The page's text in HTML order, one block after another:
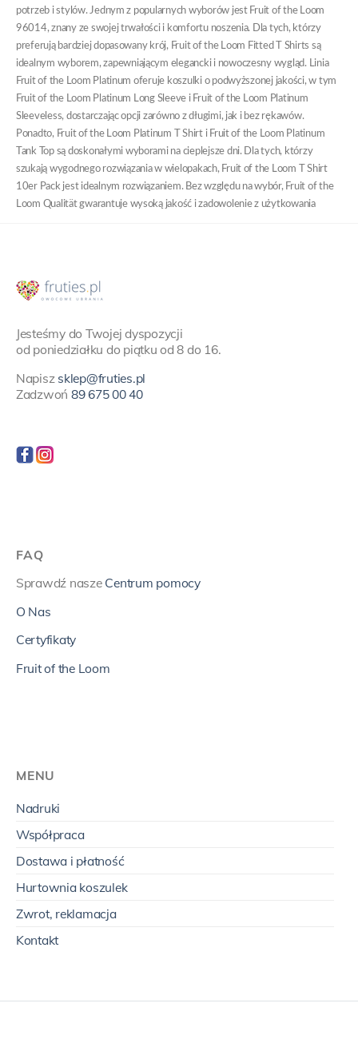
potrzeb i stylów. Jednym z popularnych wyborów jest Fruit of the Loom
96014, znany ze swojej trwałości i komfortu noszenia. Dla tych, którzy
preferują bardziej dopasowany krój, Fruit of the Loom Fitted T Shirts są
idealnym wyborem, zapewniającym elegancki i nowoczesny wygląd. Linia
Fruit of the Loom Platinum oferuje koszulki o podwyższonej jakości, w tym
Fruit of the Loom Platinum Long Sleeve i Fruit of the Loom Platinum
Sleeveless, dostarczając opcji zarówno z długimi, jak i bez rękawów.
Ponadto, Fruit of the Loom Platinum T Shirt i Fruit of the Loom Platinum
Tank Top są doskonałymi wyborami na cieplejsze dni. Dla tych, którzy
szukają wygodnego rozwiązania w wielopakach, Fruit of the Loom T Shirt
10er Pack jest idealnym rozwiązaniem. Bez względu na wybór, Fruit of the
Loom Qualität gwarantuje wysoką jakość i zadowolenie z użytkowania
Jesteśmy do Twojej dyspozycji
od poniedziałku do piątku od 8 do 16.
Napisz sklep@fruties.pl
Zadzwoń 89 675 00 40
FAQ
Sprawdź nasze Centrum pomocy
O Nas
Certyfikaty
Fruit of the Loom
MENU
Nadruki
Współpraca
Dostawa i płatność
Hurtownia koszulek
Zwrot, reklamacja
Kontakt